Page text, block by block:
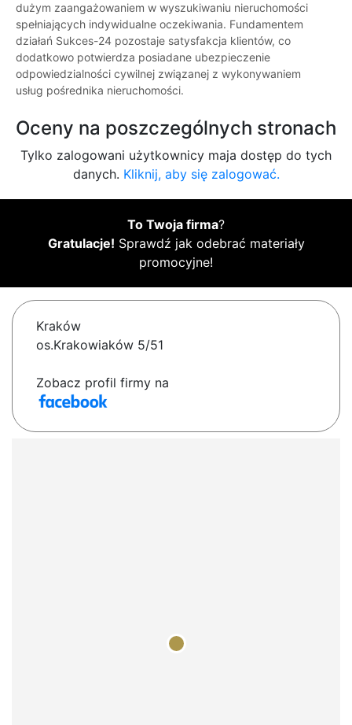
dużym zaangażowaniem w wyszukiwaniu nieruchomości
spełniających indywidualne oczekiwania. Fundamentem
działań Sukces-24 pozostaje satysfakcja klientów, co
dodatkowo potwierdza posiadane ubezpieczenie
odpowiedzialności cywilnej związanej z wykonywaniem
usług pośrednika nieruchomości.
Oceny na poszczególnych stronach
Tylko zalogowani użytkownicy maja dostęp do tych
danych. Kliknij, aby się zalogować.
To Twoja firma?
Gratulacje! Sprawdź jak odebrać materiały
promocyjne!
Kraków
os.Krakowiaków 5/51
Zobacz profil firmy na